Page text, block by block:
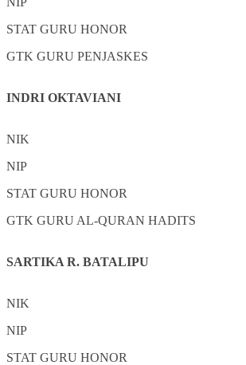
STAT GURU HONOR
GTK GURU PENJASKES
INDRI OKTAVIANI
NIK
NIP
STAT GURU HONOR
GTK GURU AL-QURAN HADITS
SARTIKA R. BATALIPU
NIK
NIP
STAT GURU HONOR